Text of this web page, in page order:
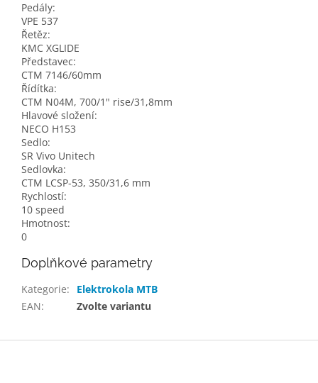
Pedály:
VPE 537
Řetěz:
KMC XGLIDE
Představec:
CTM 7146/60mm
Řídítka:
CTM N04M, 700/1" rise/31,8mm
Hlavové složení:
NECO H153
Sedlo:
SR Vivo Unitech
Sedlovka:
CTM LCSP-53, 350/31,6 mm
Rychlostí:
10 speed
Hmotnost:
0
Doplňkové parametry
Kategorie:
Elektrokola MTB
EAN: Zvolte variantu